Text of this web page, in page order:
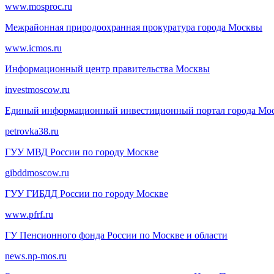
www.mosproc.ru
Межрайонная природоохранная прокуратура города Москвы
www.icmos.ru
Информационный центр правительства Москвы
investmoscow.ru
Единый информационный инвестиционный портал города
petrovka38.ru
ГУУ МВД России по городу Москве
gibddmoscow.ru
ГУУ ГИБДД России по городу Москве
www.pfrf.ru
ГУ Пенсионного фонда России по Москве и области
news.np-mos.ru